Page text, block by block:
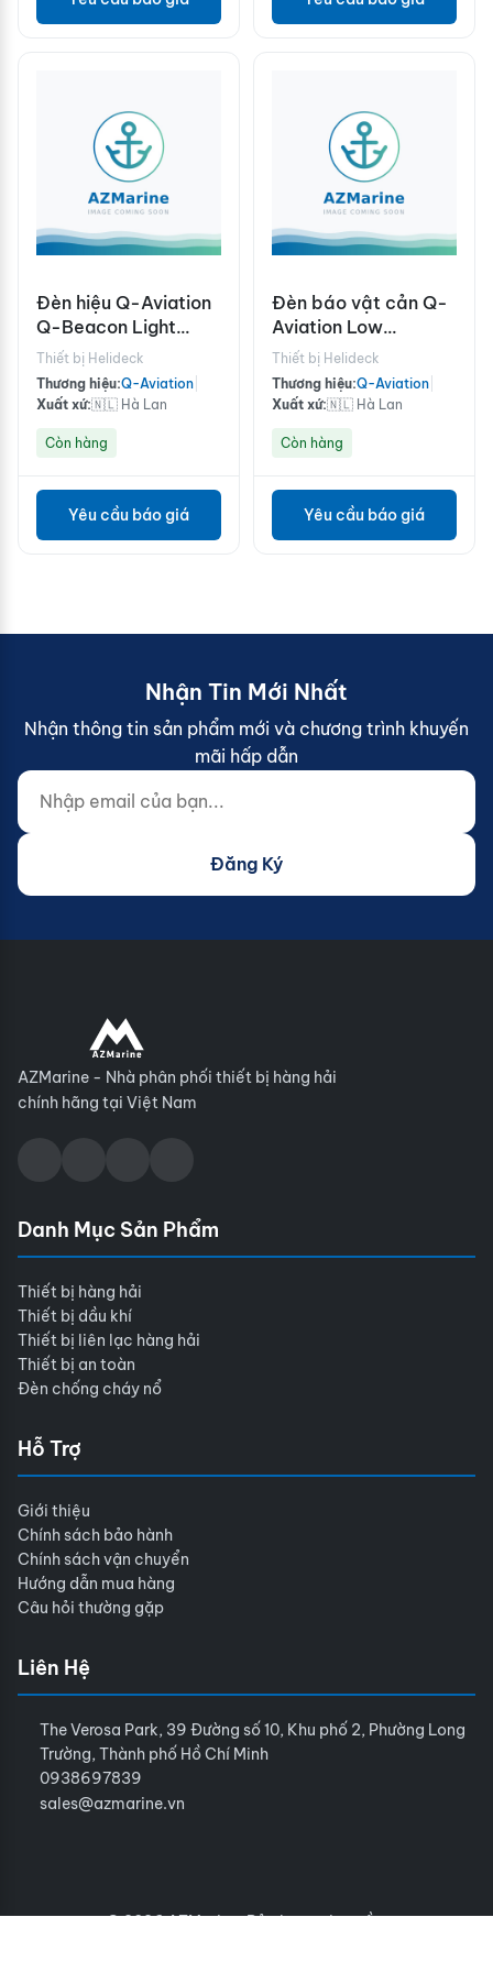
Đèn hiệu Q-Aviation
Q-Beacon Light
Morse "H"
Thiết bị Helideck
Thương hiệu:Q-Aviation
Xuất xứ:🇳🇱 Hà Lan
Còn hàng
Yêu cầu báo giá
Đèn báo vật cản Q-
Aviation Low
Intensity (LIOL) ICAO
Thiết bị Helideck
Thương hiệu:Q-Aviation
Xuất xứ:🇳🇱 Hà Lan
Còn hàng
Yêu cầu báo giá
Nhận Tin Mới Nhất
Nhận thông tin sản phẩm mới và chương trình khuyến
mãi hấp dẫn
Nhập email của bạn...
Website (do not fill)
Đăng Ký
AZMarine - Nhà phân phối thiết bị hàng hải
chính hãng tại Việt Nam
Danh Mục Sản Phẩm
Thiết bị hàng hải
Thiết bị dầu khí
Thiết bị liên lạc hàng hải
Thiết bị an toàn
Đèn chống cháy nổ
Hỗ Trợ
Giới thiệu
Chính sách bảo hành
Chính sách vận chuyển
Hướng dẫn mua hàng
Câu hỏi thường gặp
Liên Hệ
The Verosa Park, 39 Đường số 10, Khu phố 2, Phường Long
Trường, Thành phố Hồ Chí Minh
0938697839
sales@azmarine.vn
© 2026 AZMarine. Bảo lưu mọi quyền.